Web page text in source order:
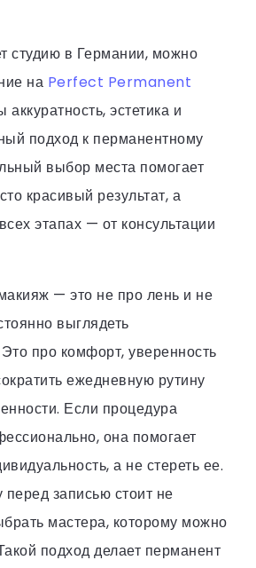
студию в Германии, можно
на Perfect Permanent
аккуратность, эстетика и
подход к перманентному
выбор места помогает
красивый результат, а
этапах — от консультации
— это не про лень и не
выглядеть
про комфорт, уверенность
ежедневную рутину
Если процедура
она помогает
а не стереть ее.
записью стоит не
мастера, которому можно
подход делает перманент